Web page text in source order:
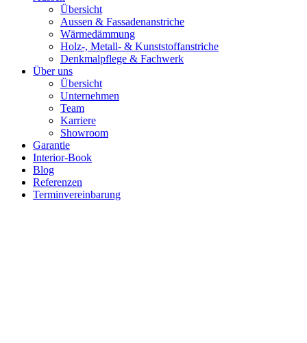
Übersicht
Aussen & Fassadenanstriche
Wärmedämmung
Holz-, Metall- & Kunststoffanstriche
Denkmalpflege & Fachwerk
Über uns
Übersicht
Unternehmen
Team
Karriere
Showroom
Garantie
Interior-Book
Blog
Referenzen
Terminvereinbarung